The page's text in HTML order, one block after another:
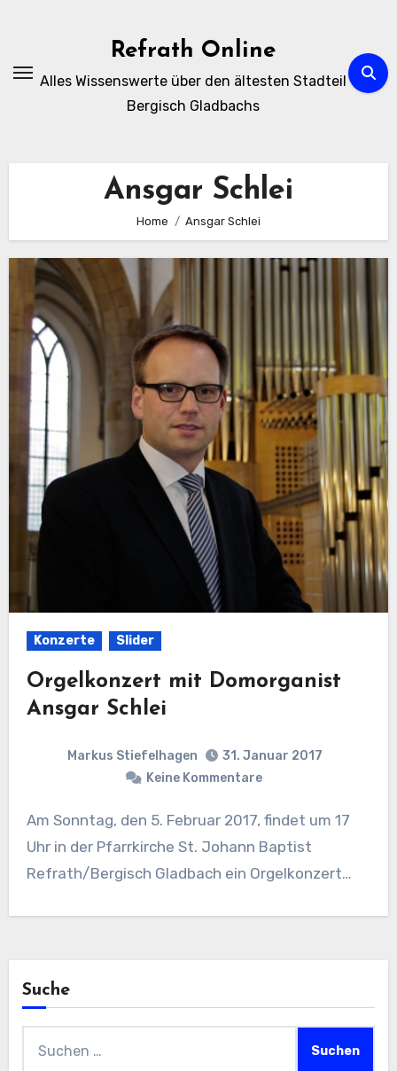
Refrath Online
Alles Wissenswerte über den ältesten Stadteil
Bergisch Gladbachs
Ansgar Schlei
Home Ansgar Schlei
Konzerte Slider
Orgelkonzert mit Domorganist
Ansgar Schlei
Markus Stiefelhagen
31. Januar 2017
Keine Kommentare
Am Sonntag, den 5. Februar 2017, findet um 17
Uhr in der Pfarrkirche St. Johann Baptist
Refrath/Bergisch Gladbach ein Orgelkonzert…
Suche
nach: